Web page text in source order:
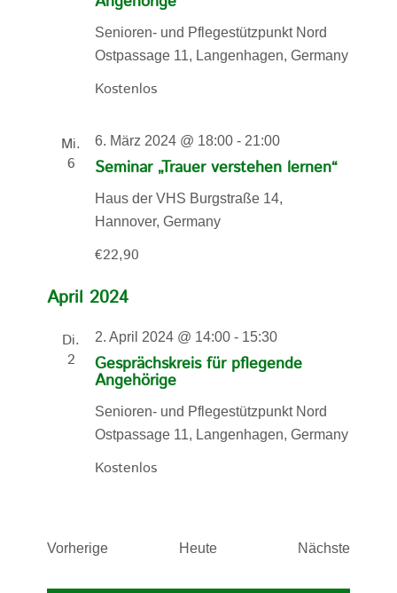
Senioren- und Pflegestützpunkt Nord
Ostpassage 11, Langenhagen, Germany
Kostenlos
Mi.
6
Seminar „Trauer verstehen lernen“
6. März 2024 @ 18:00 - 21:00
Haus der VHS Burgstraße 14,
Hannover, Germany
€22,90
April 2024
Di.
2
Gesprächskreis für pflegende
Angehörige
2. April 2024 @ 14:00 - 15:30
Senioren- und Pflegestützpunkt Nord
Ostpassage 11, Langenhagen, Germany
Kostenlos
VorherigeVeranstaltungen
Heute Nächste